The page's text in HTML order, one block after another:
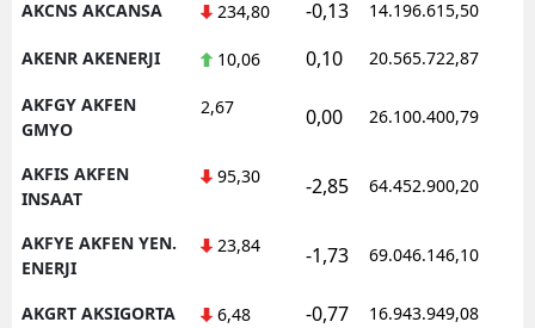
AKCNS AKCANSA 234,80 -0,13 14.196.615,50
AKENR AKENERJI 10,06 0,10 20.565.722,87
AKFGY AKFEN
GMYO
2,67 0,00 26.100.400,79
AKFIS AKFEN
INSAAT
95,30 -2,85 64.452.900,20
AKFYE AKFEN YEN.
ENERJI
23,84 -1,73 69.046.146,10
AKGRT AKSIGORTA 6,48 -0,77 16.943.949,08